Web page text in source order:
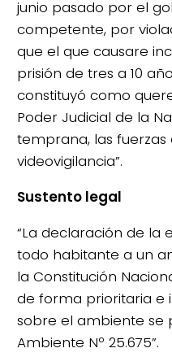
junio pasado por el
competente, por
que el que causare
prisión de tres a 10
constituyó como
Poder Judicial de la
temprana, las
videovigilancia”.
Sustento legal
“La declaración de la
todo habitante a un
la Constitución
de forma prioritaria e
sobre el ambiente se
Ambiente Nº 25.675”.